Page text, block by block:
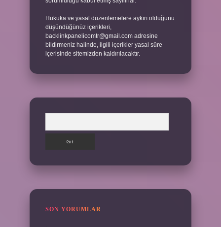
Hukuka ve yasal düzenlemelere aykırı olduğunu
düşündüğünüz içerikleri,
backlinkpanelicomtr@gmail.com adresine
bildirmeniz halinde, ilgili içerikler yasal süre
içerisinde sitemizden kaldırılacaktır.
SON YORUMLAR